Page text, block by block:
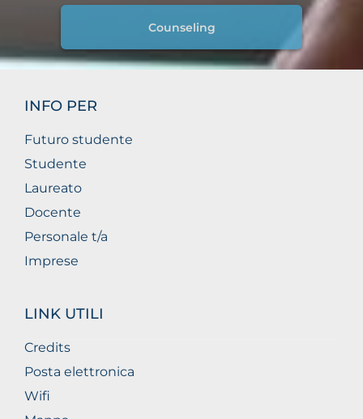
Counseling
INFO PER
Futuro studente
Studente
Laureato
Docente
Personale t/a
Imprese
LINK UTILI
Credits
Posta elettronica
Wifi